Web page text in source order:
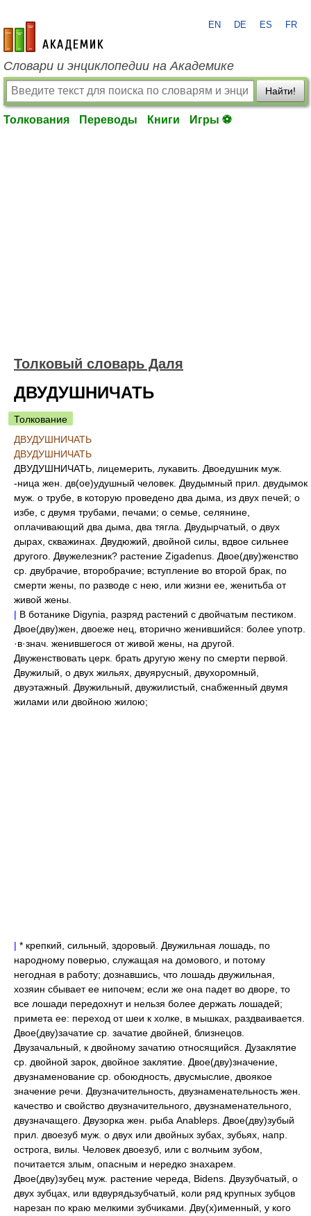
academic.ru
EN DE ES FR
Словари и энциклопедии на Академике
Найти!
Толкования Переводы Книги Игры ⚽
Толковый словарь Даля
ДВУДУШНИЧАТЬ
Толкование
ДВУДУШНИЧАТЬ
ДВУДУШНИЧАТЬ
ДВУДУШНИЧАТЬ, лицемерить, лукавить. Двоедушник муж.
-ница жен. дв(ое)удушный человек. Двудымный прил. двудымок
муж. о трубе, в которую проведено два дыма, из двух печей; о
избе, с двумя трубами, печами; о семье, селянине,
оплачивающий два дыма, два тягла. Двудырчатый, о двух
дырах, скважинах. Двудюжий, двойной силы, вдвое сильнее
другого. Двужелезник? растение Zigadenus. Двое(дву)женство
ср. двубрачие, второбрачие; вступление во второй брак, по
смерти жены, по разводе с нею, или жизни ее, женитьба от
живой жены.
| В ботанике Digynia, разряд растений с двойчатым пестиком.
Двое(дву)жен, двоеже нец, вторично женившийся: более употр.
·в·знач. женившегося от живой жены, на другой.
Двуженствовать церк. брать другую жену по смерти первой.
Двужилый, о двух жильях, двуярусный, двухоромный,
двуэтажный. Двужильный, двужилистый, снабженный двумя
жилами или двойною жилою;
| * крепкий, сильный, здоровый. Двужильная лошадь, по
народному поверью, служащая на домового, и потому
негодная в работу; дознавшись, что лошадь двужильная,
хозяин сбывает ее нипочем; если же она падет во дворе, то
все лошади передохнут и нельзя более держать лошадей;
примета ее: переход от шеи к холке, в мышках, раздваивается.
Двое(дву)зачатие ср. зачатие двойней, близнецов.
Двузачальный, к двойному зачатию относящийся. Дузаклятие
ср. двойной зарок, двойное заклятие. Двое(дву)значение,
двузнаменование ср. обоюдность, двусмыслие, двоякое
значение речи. Двузначительность, двузнаменательность жен.
качество и свойство двузначительного, двузнаменательного,
двузначащего. Двузорка жен. рыба Anableps. Двое(дву)зубый
прил. двоезуб муж. о двух или двойных зубах, зубьях, напр.
острога, вилы. Человек двоезуб, или с волчьим зубом,
почитается злым, опасным и нередко знахарем.
Двое(дву)зубец муж. растение череда, Bidens. Двузубчатый, о
двух зубцах, или вдвурядьзубчатый, коли ряд крупных зубцов
нарезан по краю мелкими зубчиками. Дву(х)именный, у кого